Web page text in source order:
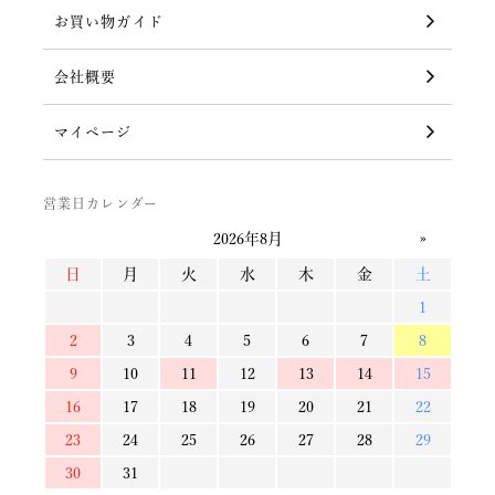
お買い物ガイド
会社概要
マイページ
営業日カレンダー